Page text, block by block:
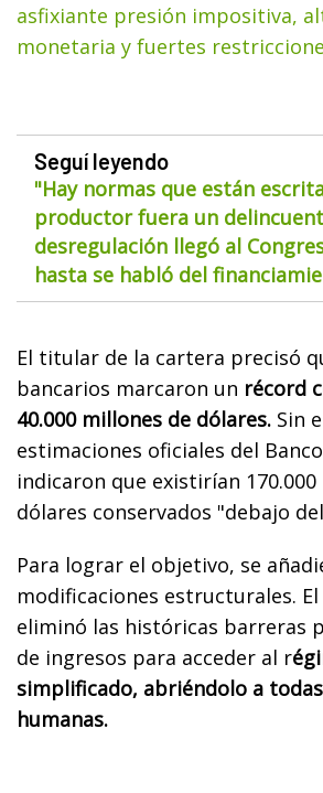
asfixiante presión impositiva,
monetaria y fuertes
Seguí leyendo
"Hay normas que están
productor fuera un
desregulación llegó al
hasta se habló del
El titular de la cartera precisó
bancarios marcaron un récord
40.000 millones de dólares. Sin
estimaciones oficiales del
indicaron que existirían
dólares conservados "debajo
Para lograr el objetivo, se
modificaciones estructurales.
eliminó las históricas barreras
de ingresos para acceder al r
simplificado, abriéndolo a
humanas.